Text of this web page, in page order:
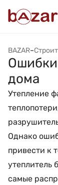
BAZAR–
Ошибки
дома
Утепление
Однако
привести к
утеплитель
самые